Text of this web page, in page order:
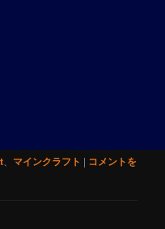
マインクラフト | コメントを